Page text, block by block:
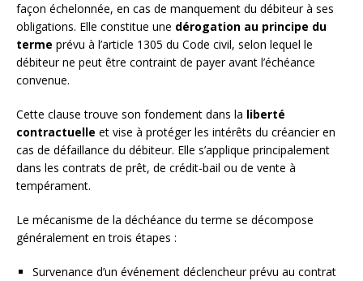
façon échelonnée, en cas de manquement du débiteur à ses
obligations. Elle constitue une dérogation au principe du
terme prévu à l’article 1305 du Code civil, selon lequel le
débiteur ne peut être contraint de payer avant l’échéance
convenue.
Cette clause trouve son fondement dans la liberté
contractuelle et vise à protéger les intérêts du créancier en
cas de défaillance du débiteur. Elle s’applique principalement
dans les contrats de prêt, de crédit-bail ou de vente à
tempérament.
Le mécanisme de la déchéance du terme se décompose
généralement en trois étapes :
Survenance d’un événement déclencheur prévu au contrat